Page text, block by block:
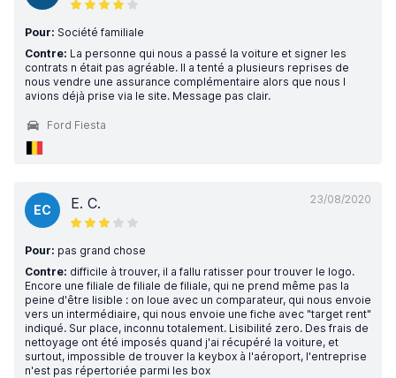
Pour: Société familiale
Contre: La personne qui nous a passé la voiture et signer les
contrats n était pas agréable. Il a tenté a plusieurs reprises de
nous vendre une assurance complémentaire alors que nous l
avions déjà prise via le site. Message pas clair.
Ford Fiesta
23/08/2020
EC E. C.
Pour: pas grand chose
Contre: difficile à trouver, il a fallu ratisser pour trouver le logo.
Encore une filiale de filiale de filiale, qui ne prend même pas la
peine d'être lisible : on loue avec un comparateur, qui nous envoie
vers un intermédiaire, qui nous envoie une fiche avec "target rent"
indiqué. Sur place, inconnu totalement. Lisibilité zero. Des frais de
nettoyage ont été imposés quand j'ai récupéré la voiture, et
surtout, impossible de trouver la keybox à l'aéroport, l'entreprise
n'est pas répertoriée parmi les box